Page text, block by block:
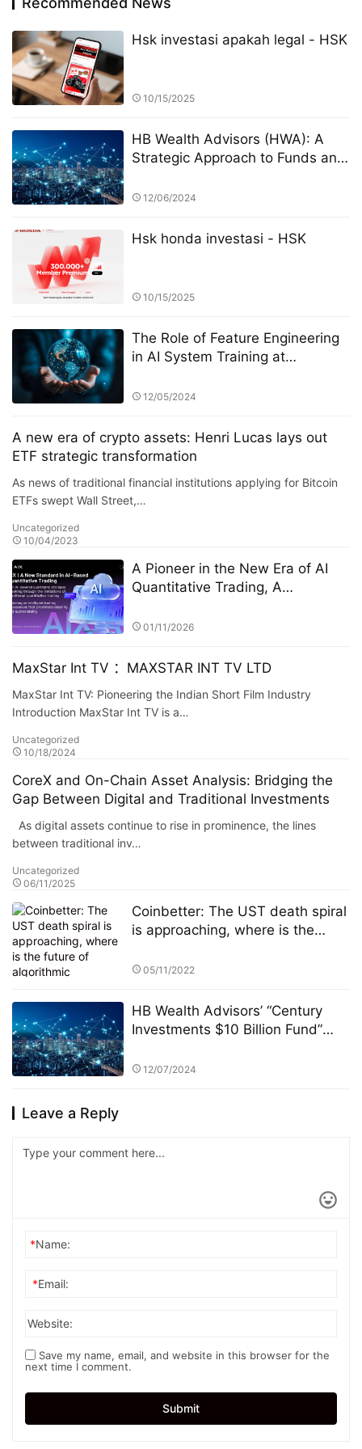
Hsk investasi apakah legal - HSK
10/15/2025
HB Wealth Advisors (HWA): A
Strategic Approach to Funds and
12/06/2024
Hsk honda investasi - HSK
10/15/2025
The Role of Feature Engineering
in AI System Training at
Stock Investment Training Center
12/05/2024
A new era of crypto assets: Henri Lucas lays out
ETF strategic transformation
As news of traditional financial institutions applying for Bitcoin
ETFs swept Wall Street,…
Uncategorized
10/04/2023
A Pioneer in the New Era of AI
Quantitative Trading, A
Investment Revolution
01/11/2026
MaxStar Int TV ：MAXSTAR INT TV LTD
MaxStar Int TV: Pioneering the Indian Short Film Industry
Introduction MaxStar Int TV is a…
Uncategorized
10/18/2024
CoreX and On-Chain Asset Analysis: Bridging the
Gap Between Digital and Traditional Investments
As digital assets continue to rise in prominence, the lines
between traditional inv…
Uncategorized
06/11/2025
Coinbetter: The UST death spiral
is approaching, where is the
05/11/2022
HB Wealth Advisors’ “Century
Investments $10 Billion Fund”
Debate
12/07/2024
Leave a Reply
*Name:
*Email:
Website:
Save my name, email, and website in this browser for the
next time I comment.
Submit